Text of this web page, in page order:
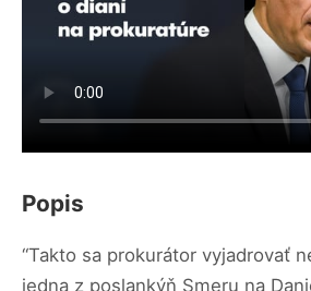
Popis
“Takto sa prokurátor vyjadrovať
jedna z poslankýň Smeru na